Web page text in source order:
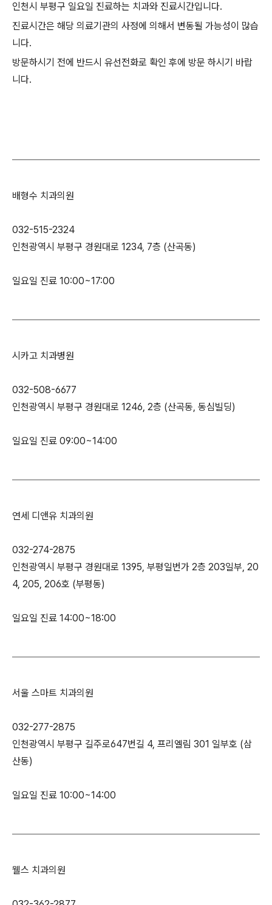
인천시 부평구 일요일 진료하는 치과와 진료시간입니다.
진료시간은 해당 의료기관의 사정에 의해서 변동될 가능성이 많습
니다.
방문하시기 전에 반드시 유선전화로 확인 후에 방문 하시기 바랍
니다.
배형수 치과의원
032-515-2324
인천광역시 부평구 경원대로 1234, 7층 (산곡동)
일요일 진료 10:00~17:00
시카고 치과병원
032-508-6677
인천광역시 부평구 경원대로 1246, 2층 (산곡동, 동심빌딩)
일요일 진료 09:00~14:00
연세 디앤유 치과의원
032-274-2875
인천광역시 부평구 경원대로 1395, 부평일번가 2층 203일부, 20
4, 205, 206호 (부평동)
일요일 진료 14:00~18:00
서울 스마트 치과의원
032-277-2875
인천광역시 부평구 길주로647번길 4, 프리엘림 301 일부호 (삼
산동)
일요일 진료 10:00~14:00
웰스 치과의원